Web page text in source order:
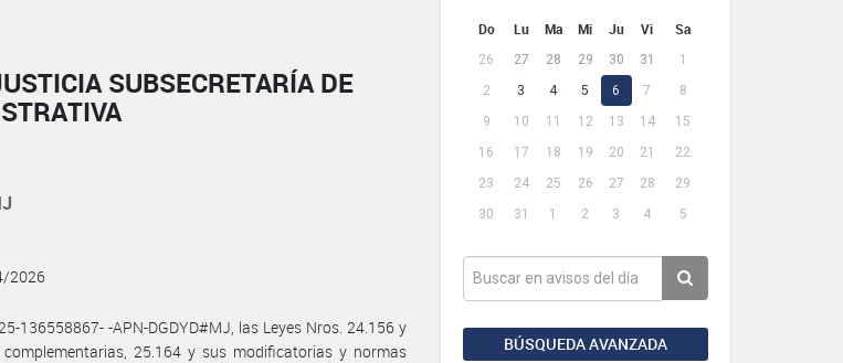
Do Lu Ma Mi Ju Vi Sa
26 27 28 29 30 31
1
2
3 4 5 6 7
8
9
10 11 12 13 14
15
16
17 18 19 20 21
22
23
24 25 26 27 28
29
30
31 1 2 3 4 5
BÚSQUEDA AVANZADA
SUBSECRETARÍA DE
2026
136558867- -APN-DGDYD#MJ, las Leyes Nros. 24.156 y
25.164 y sus modificatorias y normas